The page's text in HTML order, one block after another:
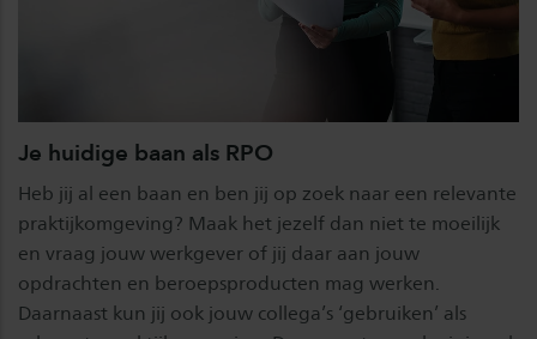
Je huidige baan als RPO
Heb jij al een baan en ben jij op zoek naar een relevante
praktijkomgeving? Maak het jezelf dan niet te moeilijk
en vraag jouw werkgever of jij daar aan jouw
opdrachten en beroepsproducten mag werken.
Daarnaast kun jij ook jouw collega’s ‘gebruiken’ als